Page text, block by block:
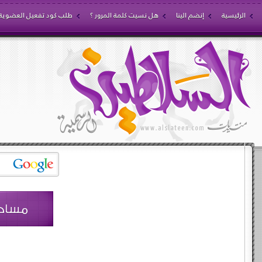
الرئيسية إنضم الينا هل نسيت كلمة المرور ؟ طلب كود تفعيل